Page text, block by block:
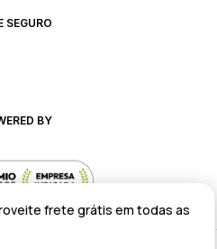
SEGURO
BY
frete grátis em todas as